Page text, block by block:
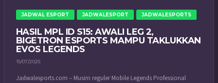
JADWAL ESPORT JADWALESPORT JADWALESPORTS
HASIL MPL ID S15: AWALI LEG 2,
BIGETRON ESPORTS MAMPU TAKLUKKAN
EVOS LEGENDS
15/07/2025
Jadwalesports.com – Musim reguler Mobile Legends Professional